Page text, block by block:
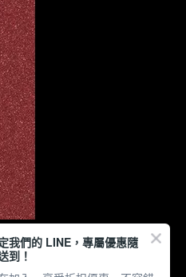
我們的 LINE，專屬優惠隨
到！